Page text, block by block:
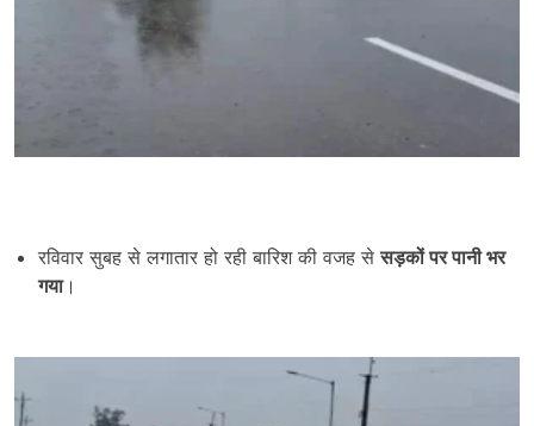
रविवार सुबह से लगातार हो रही बारिश की वजह सेसड़कों पर पानी भर
गया।